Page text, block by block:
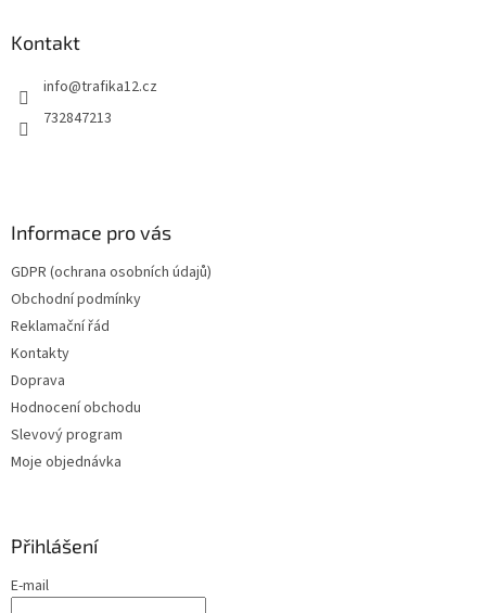
Kontakt
info@trafika12.cz
732847213
Informace pro vás
GDPR (ochrana osobních údajů)
Obchodní podmínky
Reklamační řád
Kontakty
Doprava
Hodnocení obchodu
Slevový program
Moje objednávka
Přihlášení
E-mail